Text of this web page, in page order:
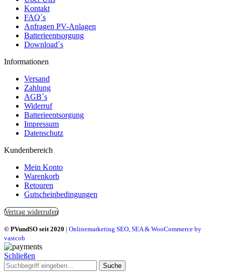
Kontakt
FAQ´s
Anfragen PV-Anlagen
Batterieentsorgung
Download´s
Informationen
Versand
Zahlung
AGB´s
Widerruf
Batterieentsorgung
Impressum
Datenschutz
Kundenbereich
Mein Konto
Warenkorb
Retouren
Gutscheinbedingungen
Vertrag widerrufen
© PVundSO seit 2020 | Onlinemarketing SEO, SEA & WooCommerce by
vastcob
Schließen
Suche